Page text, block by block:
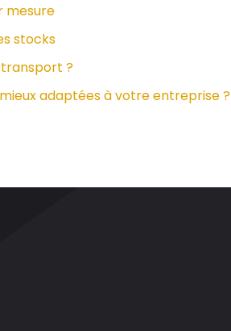
mesure
stocks
transport ?
adaptées à votre entreprise ?